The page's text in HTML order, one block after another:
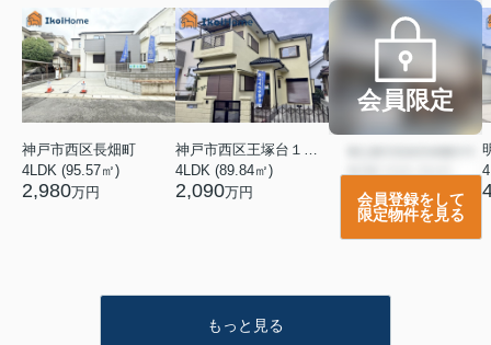
神戸市西区長畑町
4LDK (95.57㎡)
2,980万円
4LDK (89.84㎡)
2,090万円
会員限定
会員登録をして
限定物件を見る
もっと見る